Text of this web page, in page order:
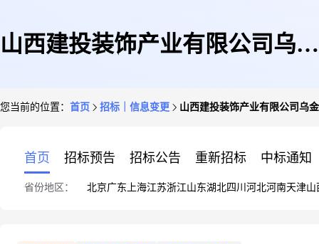
山西建投装饰产业有限公司乌金
您当前的位置： 首页 招标｜信息变更 山西建投装饰产业有限公司乌
首页 招标预告 招标公告 重新招标 中标通知
省份地区： 北京广东 上海江苏浙江山东湖北四川 河北河南天津山